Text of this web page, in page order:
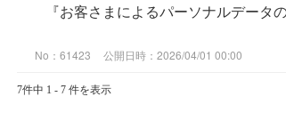
『お客さまによるパーソナルデータ
No：61423 公開日時：2026/04/01 00:00
7件中 1 - 7 件を表示